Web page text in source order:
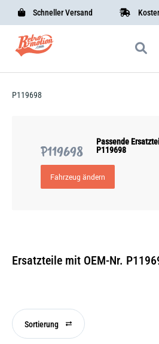
Schneller Versand
P119698
P119698
Passende
P119698
Fahrzeug ändern
Ersatzteile mit OEM-Nr.
Sortierung